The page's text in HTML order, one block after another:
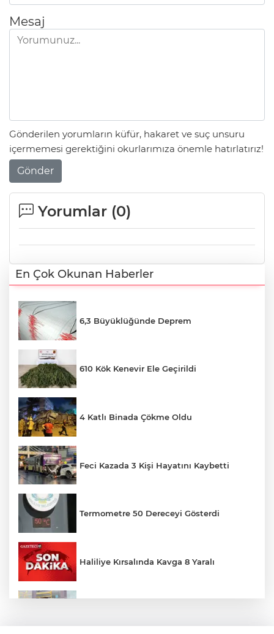
Mesaj
Gönderilen yorumların küfür, hakaret ve suç unsuru
içermemesi gerektiğini okurlarımıza önemle hatırlatırız!
Gönder
Yorumlar (0)
En Çok Okunan Haberler
6,3 Büyüklüğünde Deprem
610 Kök Kenevir Ele Geçirildi
4 Katlı Binada Çökme Oldu
Feci Kazada 3 Kişi Hayatını Kaybetti
Termometre 50 Dereceyi Gösterdi
Haliliye Kırsalında Kavga 8 Yaralı